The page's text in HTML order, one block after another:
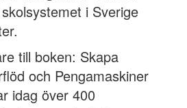
i Sverige
till boken: Skapa
och Pengamaskiner
idag över 400